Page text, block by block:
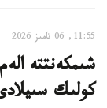
11:55, 06 تامىز 2026
شىمكەنتتە
كولىك